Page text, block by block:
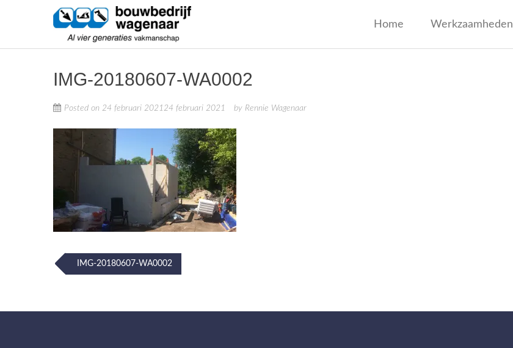
Bouwbedrijf Wagenaar
Al vier generaties vakmanschap
Home Werkzaamheden
IMG-20180607-WA0002
Posted on 24 februari 202124 februari 2021 by Rennie Wagenaar
Post
navigation
IMG-20180607-WA0002